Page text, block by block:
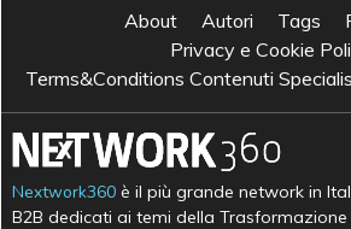
About Autori Tags
Privacy e Cookie
Terms&Conditions Contenuti
Nextwork360 è il più grande network in
B2B dedicati ai temi della Trasformazione